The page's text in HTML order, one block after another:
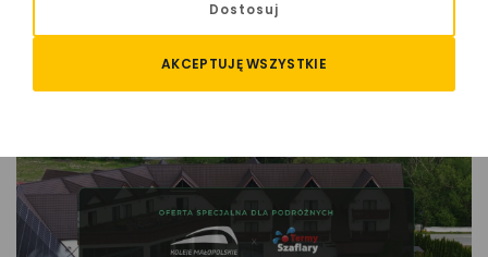
Lato to idealny czas na wycieczki i odpoczynek,
a teraz możecie połączyć jedno z drugim jeszcze
korzystniej!
Dostosuj
AKCEPTUJĘ WSZYSTKIE